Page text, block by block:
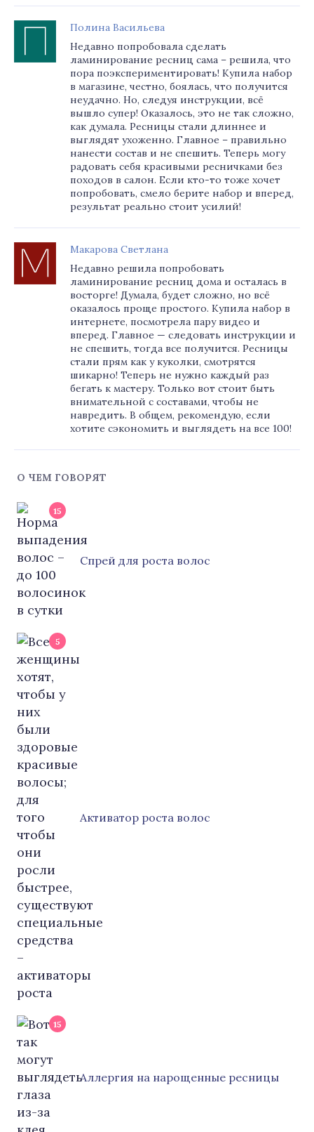
Полина Васильева
Недавно попробовала сделать
ламинирование ресниц сама – решила, что
пора поэкспериментировать! Купила набор
в магазине, честно, боялась, что получится
неудачно. Но, следуя инструкции, всё
вышло супер! Оказалось, это не так сложно,
как думала. Ресницы стали длиннее и
выглядят ухоженно. Главное – правильно
нанести состав и не спешить. Теперь могу
радовать себя красивыми ресничками без
походов в салон. Если кто-то тоже хочет
попробовать, смело берите набор и вперед,
результат реально стоит усилий!
Макарова Светлана
Недавно решила попробовать
ламинирование ресниц дома и осталась в
восторге! Думала, будет сложно, но всё
оказалось проще простого. Купила набор в
интернете, посмотрела пару видео и
вперед. Главное — следовать инструкции и
не спешить, тогда все получится. Ресницы
стали прям как у куколки, смотрятся
шикарно! Теперь не нужно каждый раз
бегать к мастеру. Только вот стоит быть
внимательной с составами, чтобы не
навредить. В общем, рекомендую, если
хотите сэкономить и выглядеть на все 100!
О ЧЕМ ГОВОРЯТ
15
Cпрей для роста волос
5
Активатор роста волос
15
Аллергия на нарощенные ресницы